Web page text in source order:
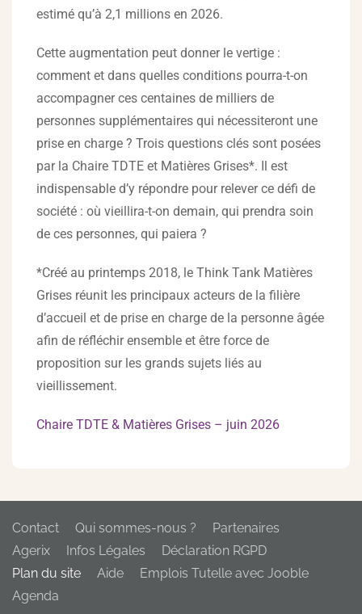
estimé qu’à 2,1 millions en 2026.
Cette augmentation peut donner le vertige :
comment et dans quelles conditions pourra-t-on
accompagner ces centaines de milliers de
personnes supplémentaires qui nécessiteront une
prise en charge ? Trois questions clés sont posées
par la Chaire TDTE et Matières Grises*. Il est
indispensable d’y répondre pour relever ce défi de
société : où vieillira-t-on demain, qui prendra soin
de ces personnes, qui paiera ?
*Créé au printemps 2018, le Think Tank Matières
Grises réunit les principaux acteurs de la filière
d’accueil et de prise en charge de la personne âgée
afin de réfléchir ensemble et être force de
proposition sur les grands sujets liés au
vieillissement.
Chaire TDTE & Matières Grises – juin 2026
Contact Qui sommes-nous ?
Partenaires
Agerix
Infos Légales
Déclaration RGPD
Plan du site
Aide
Emplois Tutelle avec Jooble
Agenda